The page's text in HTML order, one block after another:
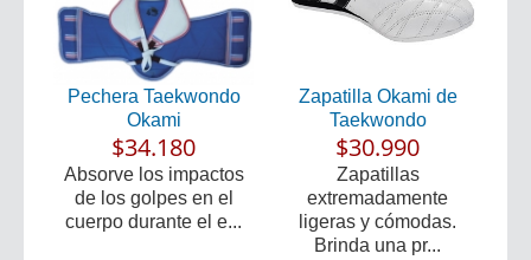
Pechera Taekwondo
Okami
$34.180
Absorve los impactos
de los golpes en el
cuerpo durante el e...
Zapatilla Okami de
Taekwondo
$30.990
Zapatillas
extremadamente
ligeras y cómodas.
Brinda una pr...